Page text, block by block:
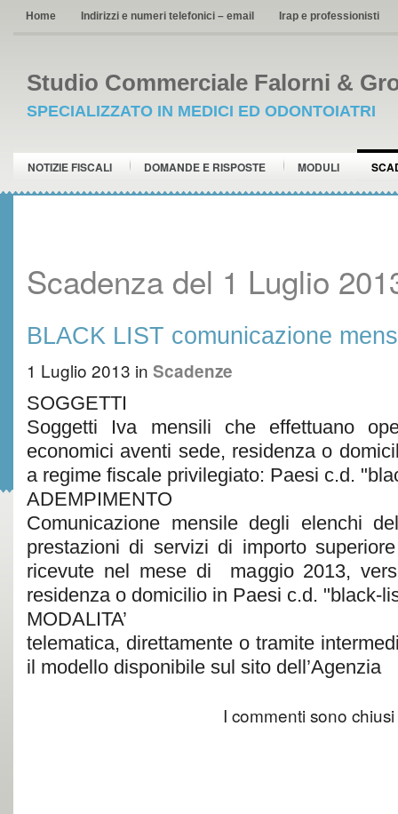
Home Indirizzi e numeri telefonici – email Irap e professionisti
Studio Commerciale Falorni &
SPECIALIZZATO IN MEDICI ED ODONTOIATRI
NOTIZIE FISCALI DOMANDE E RISPOSTE MODULI
Scadenza del 1 Luglio
BLACK LIST comunicazione
1 Luglio 2013 in Scadenze
SOGGETTI
Soggetti Iva mensili che effettuano
economici aventi sede, residenza o
a regime fiscale privilegiato: Paesi c.d.
ADEMPIMENTO
Comunicazione mensile degli elenchi
prestazioni di servizi di importo
ricevute nel mese di maggio 2013,
residenza o domicilio in Paesi c.d. "black-
MODALITA’
telematica, direttamente o tramite
il modello disponibile sul sito dell’Agenzia
I commenti sono chiusi